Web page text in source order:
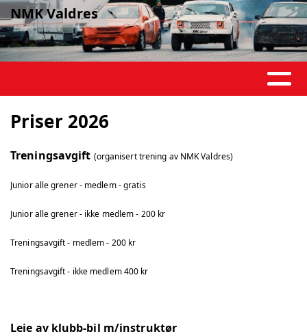
NMK Valdres
Priser 2026
Treningsavgift (organisert trening av NMK Valdres)
Junior alle grener - medlem - gratis
Junior alle grener - ikke medlem - 200 kr
Treningsavgift - medlem - 200 kr
Treningsavgift - ikke medlem 400 kr
Leie av klubb-bil m/instruktør